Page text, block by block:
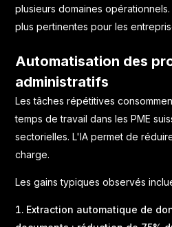
plusieurs domaines
plus pertinentes pour les
Automatisation des
administratifs
Les tâches répétitives
temps de travail dans les PME
sectorielles. L'IA permet de
charge.
Les gains typiques observés
Extraction automatique de